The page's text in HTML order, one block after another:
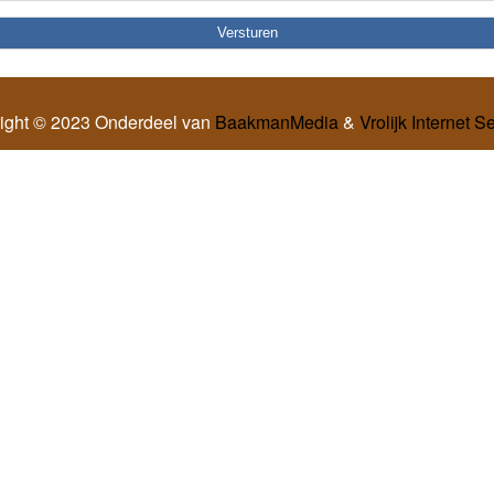
© 2023 Onderdeel van BaakmanMedia& Vrolijk Internet